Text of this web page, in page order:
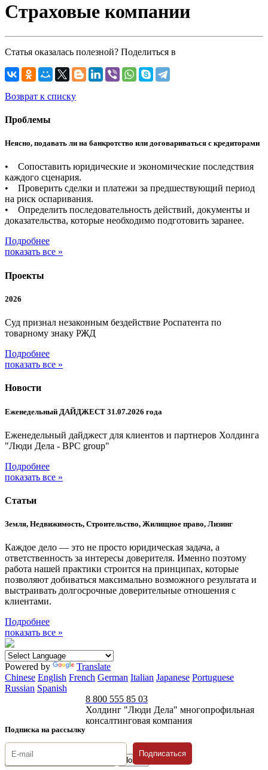
Страховые компании
Статья оказалась полезной? Поделиться в
Возврат к списку
Проблемы
Неясно, подавать ли на банкротство или договариваться с кредиторами
• Сопоставить юридические и экономические последствия
каждого сценария.
• Проверить сделки и платежи за предшествующий период
на риск оспаривания.
• Определить последовательность действий, документы и
доказательства, которые необходимо подготовить заранее.
Подробнее
показать все »
Проекты
2026
Суд признал незаконным бездействие Роспатента по
товарному знаку РЖД
Подробнее
показать все »
Новости
Еженедельный ДАЙДЖЕСТ 31.07.2026 года
Еженедельный дайджест для клиентов и партнеров Холдинга
"Люди Дела - BPC group"
Подробнее
показать все »
Статьи
Земля, Недвижимость, Строительство, Жилищное право, Лизинг
Каждое дело — это не просто юридическая задача, а
ответственность за интересы доверителя. Именно поэтому
работа нашей практики строится на принципах, которые
позволяют добиваться максимально возможного результата и
выстраивать долгосрочные доверительные отношения с
клиентами.
Подробнее
показать все »
Powered by
Translate
Chinese English French German Italian Japanese Portuguese
Russian Spanish
Подписка на рассылку
8 800 555 85 03
Холдинг "Люди Дела" многопрофильная
консалтинговая компания
Подписаться